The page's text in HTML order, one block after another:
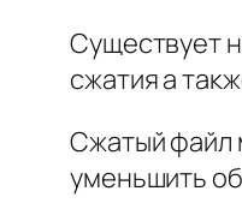
Существует
сжатия а
Сжатый файл
уменьшить